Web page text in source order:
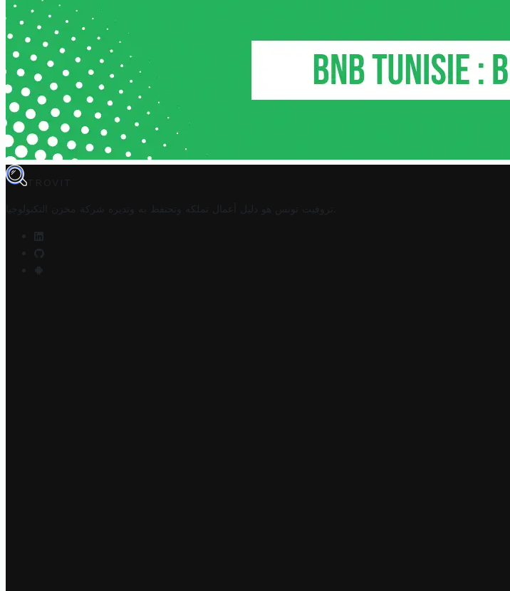
TROVIT
تروفيت تونس هو دليل أعمال تملكه وتحتفظ به وتديره شركة مخزن التكنولوجيا